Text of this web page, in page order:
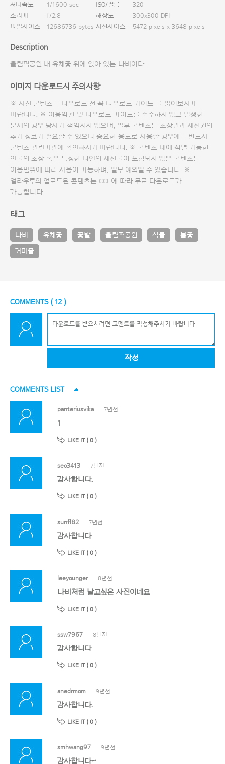
셔터속도
1/1600 sec ISO/필름
320
조리개
f/2.8 해상도
300x300 DPI
파일사이즈
12686736 bytes 사진사이즈 5472 pixels x 3648 pixels
Description
올림픽공원 내 유채꽃 위에 앉아 있는 나비이다.
이미지 다운로드시 주의사항
※ 사진 콘텐츠는 다운로드 전 꼭 다운로드 가이드 를 읽어보시기
바랍니다. ※ 이용약관 및 다운로드 가이드를 준수하지 않고 발생한
문제의 경우 당사가 책임지지 않으며, 일부 콘텐츠는 초상권과 재산권의
추가 정보가 필요할 수 있으니 중요한 용도로 사용할 경우에는 반드시
콘텐츠 관련기관에 확인하시기 바랍니다. ※ 콘텐츠 내에 식별 가능한
인물의 초상 혹은 특정한 타인의 재산물이 포함되지 않은 콘텐츠는
이용범위에 따라 사용이 가능하며, 일부 예외일 수 있습니다. ※
얼라우투의 업로드된 콘텐츠는 CCL에 따라 무료 다운로드가
가능합니다.
태그
나비 유채꽃 꽃밭 올림픽공원 식물 봄꽃
거미줄
COMMENTS ( 12 )
작성
COMMENTS LIST
panteriusvika 7년전
1
LIKE IT ( 0 )
seo3413 7년전
감사합니다.
LIKE IT ( 0 )
sunfl82 7년전
감사합니다
LIKE IT ( 0 )
leeyounger 8년전
나비처럼 날고싶은 사진이네요
LIKE IT ( 0 )
ssw7967 8년전
감사합니다
LIKE IT ( 0 )
anedrmom 9년전
감사합니다.
LIKE IT ( 0 )
smhwang97 9년전
감사합니다~